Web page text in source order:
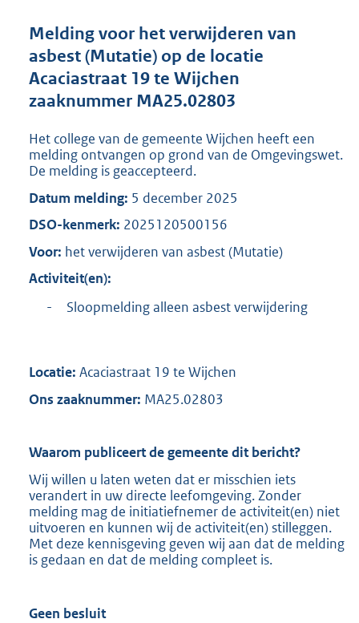
r
o
o
t
t
8
1
K
Melding voor het verwijderen van
asbest (Mutatie) op de locatie
Acaciastraat 19 te Wijchen
zaaknummer MA25.02803
Het college van de gemeente Wijchen heeft een
melding ontvangen op grond van de Omgevingswet.
De melding is geaccepteerd.
Datum melding: 5 december 2025
DSO-kenmerk: 2025120500156
Voor: het verwijderen van asbest (Mutatie)
Activiteit(en):
-
Sloopmelding alleen asbest verwijdering
Locatie: Acaciastraat 19 te Wijchen
Ons zaaknummer: MA25.02803
Waarom publiceert de gemeente dit bericht?
Wij willen u laten weten dat er misschien iets
verandert in uw directe leefomgeving. Zonder
melding mag de initiatiefnemer de activiteit(en) niet
uitvoeren en kunnen wij de activiteit(en) stilleggen.
Met deze kennisgeving geven wij aan dat de melding
is gedaan en dat de melding compleet is.
Geen besluit